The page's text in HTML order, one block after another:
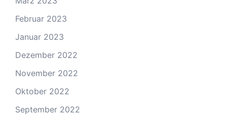
Februar 2023
Januar 2023
Dezember 2022
November 2022
Oktober 2022
September 2022